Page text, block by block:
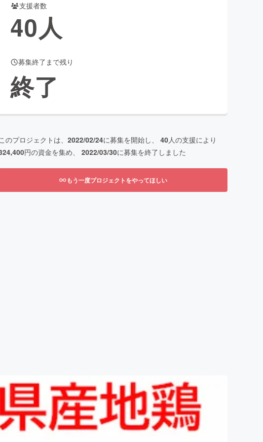
・ヘルスケア
支援者数
40人
募集終了まで残り
終了
のプロジェクトは、 2022/02/24に募集を開始し、 40人の支援により
円の資金を集め、 2022/03/30に募集を終了しました
もう一度プロジェクトをやってほしい